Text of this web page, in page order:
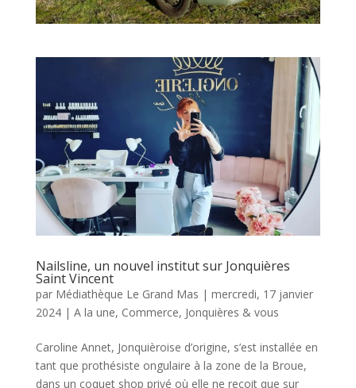
Nailsline, un nouvel institut sur Jonquières
Saint Vincent
par Médiathèque Le Grand Mas | mercredi, 17 janvier
2024| A la une, Commerce, Jonquières & vous
Caroline Annet, Jonquièroise d’origine, s’est installée en
tant que prothésiste ongulaire à la zone de la Broue,
dans un coquet shop privé où elle ne reçoit que sur